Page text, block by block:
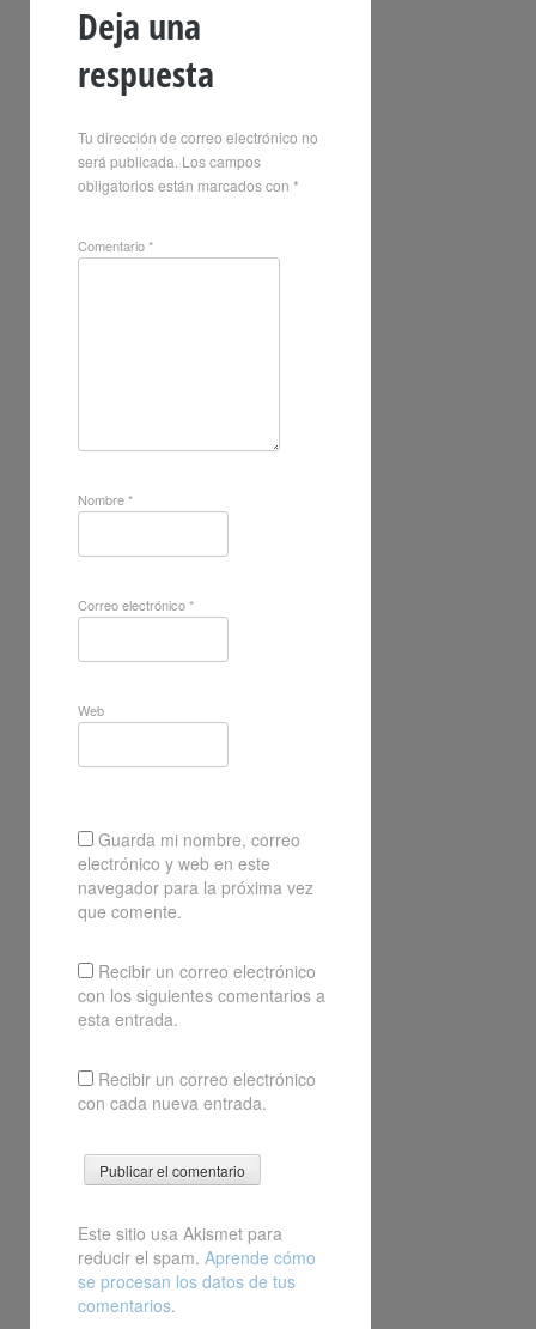
Deja una
respuesta
Tu dirección de correo electrónico no
será publicada. Los campos
obligatorios están marcados con *
Comentario*
Nombre*
Correo electrónico*
Web
Guarda mi nombre, correo
electrónico y web en este
navegador para la próxima vez
que comente.
Recibir un correo electrónico
con los siguientes comentarios a
esta entrada.
Recibir un correo electrónico
con cada nueva entrada.
Este sitio usa Akismet para
reducir el spam. Aprende cómo
se procesan los datos de tus
comentarios.